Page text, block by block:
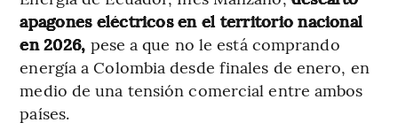
apagones eléctricos en el territorio nacional
en 2026, pese a que no le está comprando
energía a Colombia desde finales de enero, en
medio de una tensión comercial entre ambos
países.